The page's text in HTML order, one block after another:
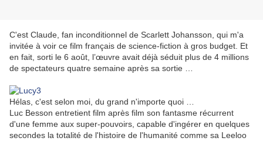
C'est Claude, fan inconditionnel de Scarlett Johansson, qui m'a
invitée à voir ce film français de science-fiction à gros budget. Et
en fait, sorti le 6 août, l’œuvre avait déjà séduit plus de 4 millions
de spectateurs quatre semaine après sa sortie …
Hélas, c'est selon moi, du grand n'importe quoi …
Luc Besson entretient film après film son fantasme récurrent
d'une femme aux super-pouvoirs, capable d'ingérer en quelques
secondes la totalité de l'histoire de l'humanité comme sa Leeloo